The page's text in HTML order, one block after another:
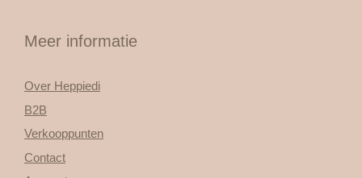
Meer informatie
Over Heppiedi
B2B
Verkooppunten
Contact